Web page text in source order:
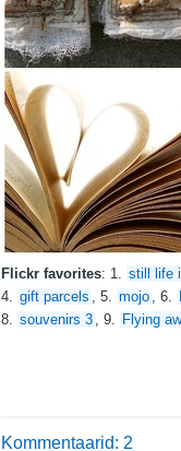
Flickr favorites: 1. still life
4. gift parcels , 5. mojo , 6.
8. souvenirs 3 , 9. Flying
Kommentaarid: 2